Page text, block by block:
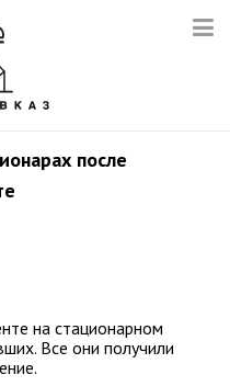
после
на стационарном
Все они получили